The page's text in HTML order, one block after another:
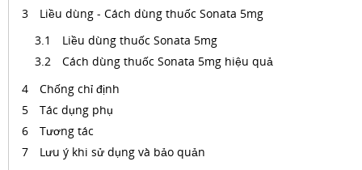
Liều dùng - Cách dùng thuốc Sonata 5mg
Liều dùng thuốc Sonata 5mg
Cách dùng thuốc Sonata 5mg hiệu quả
Chống chỉ định
Tác dụng phụ
Tương tác
Lưu ý khi sử dụng và bảo quản